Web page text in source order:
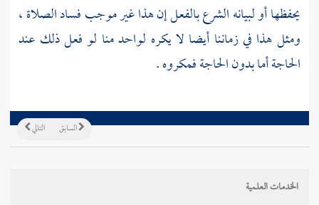
يحفظها أو لبيانه الشرع بالفعل إن هذا غير موجب فساد الصلاة ،
ومثل هذا في زماننا أيضا لا يكره لواحد منا لو فعل ذلك عند
الحاجة أما بدون الحاجة فمكروه .
التالي السابق
الخدمات العلمية